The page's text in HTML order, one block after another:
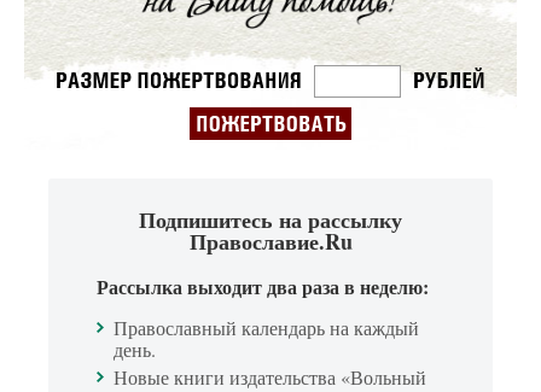
Подпишитесь на рассылку
Православие.Ru
Рассылка выходит два раза в неделю:
Православный календарь на каждый
день.
Новые книги издательства «Вольный